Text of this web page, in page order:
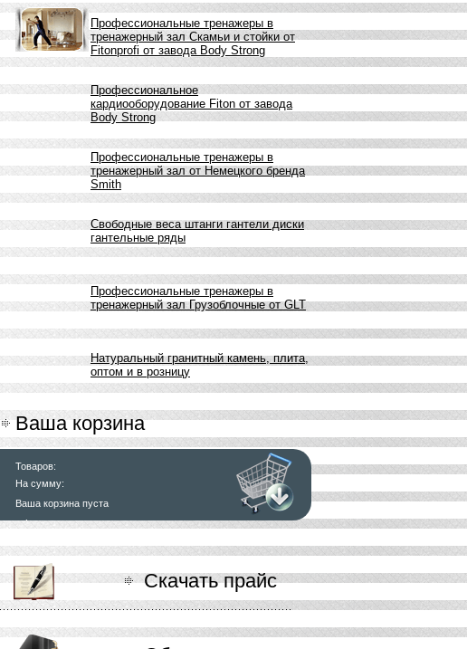
Профессиональные тренажеры в
тренажерный зал Скамьи и стойки от
Fitonprofi от завода Body Strong
Профессиональное
кардиооборудование Fiton от завода
Body Strong
Профессиональные тренажеры в
тренажерный зал от Немецкого бренда
Smith
Свободные веса штанги гантели диски
гантельные ряды
Профессиональные тренажеры в
тренажерный зал Грузоблочные от GLT
Натуральный гранитный камень, плита,
оптом и в розницу
Ваша корзина
Товаров:
На сумму:
Ваша корзина пуста
оформить заказ
Скачать прайс